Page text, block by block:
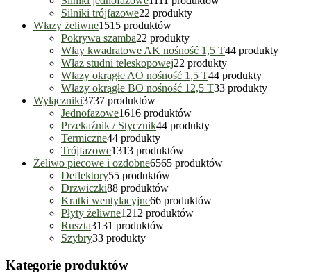
Silniki trójfazowe22 produkty
Włazy żeliwne1515 produktów
Pokrywa szamba22 produkty
Włay kwadratowe AK nośność 1,5 T44 produkty
Właz studni teleskopowej22 produkty
Włazy okrągłe AO nośność 1,5 T44 produkty
Włazy okrągłe BO nośność 12,5 T33 produkty
Wyłączniki3737 produktów
Jednofazowe1616 produktów
Przekaźnik / Stycznik44 produkty
Termiczne44 produkty
Trójfazowe1313 produktów
Żeliwo piecowe i ozdobne6565 produktów
Deflektory55 produktów
Drzwiczki88 produktów
Kratki wentylacyjne66 produktów
Płyty żeliwne1212 produktów
Ruszta3131 produktów
Szybry33 produkty
Kategorie produktów